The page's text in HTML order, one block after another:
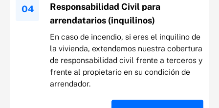
Responsabilidad Civil para
arrendatarios (inquilinos)
En caso de incendio, si eres el inquilino de
la vivienda, extendemos nuestra cobertura
de responsabilidad civil frente a terceros y
frente al propietario en su condición de
arrendador.